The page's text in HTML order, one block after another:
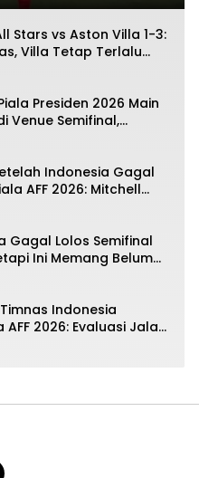
Stars vs Aston Villa 1-3:
Villa Tetap Terlalu
Presiden 2026 Main
Venue Semifinal,
Indonesia Gagal
AFF 2026: Mitchell
Pemain Senior Terpukul
Gagal Lolos Semifinal
Ini Memang Belum
Indonesia
2026: Evaluasi Jalan,
Menunggu